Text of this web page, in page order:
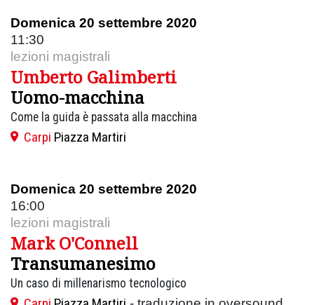
Domenica 20 settembre 2020
11:30
lezioni magistrali
Umberto Galimberti
Uomo-macchina
Come la guida è passata alla macchina
Carpi Piazza Martiri
Domenica 20 settembre 2020
16:00
lezioni magistrali
Mark O'Connell
Transumanesimo
Un caso di millenarismo tecnologico